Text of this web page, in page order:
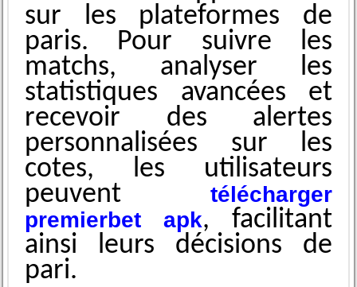
sur les plateformes de
paris. Pour suivre les
matchs, analyser les
statistiques avancées et
recevoir des alertes
personnalisées sur les
cotes, les utilisateurs
peuvent
télécharger
premierbet apk, facilitant
ainsi leurs décisions de
pari.